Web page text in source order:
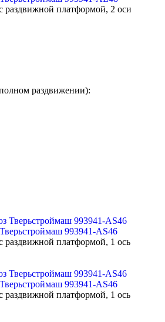
раздвижной платформой, 2 оси
раздвижении):
993941-AS46
раздвижной платформой, 1 ось
993941-AS46
раздвижной платформой, 1 ось